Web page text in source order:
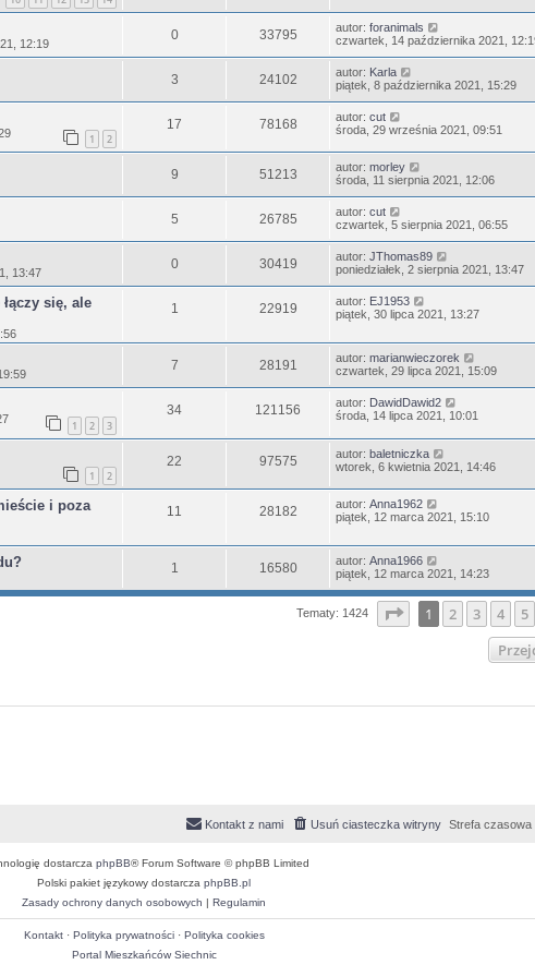
12:19
0 33795 autor: foranimals
czwartek, 14 października 2021,
3 24102 autor: Karla
piątek, 8 października 2021, 15:29
1 2
17 78168 autor: cut
środa, 29 września 2021, 09:51
9 51213 autor: morley
środa, 11 sierpnia 2021, 12:06
5 26785 autor: cut
czwartek, 5 sierpnia 2021, 06:55
13:47
0 30419 autor: JThomas89
poniedziałek, 2 sierpnia 2021, 13:47
się, ale
1 22919 autor: EJ1953
piątek, 30 lipca 2021, 13:27
7 28191 autor: marianwieczorek
czwartek, 29 lipca 2021, 15:09
1 2 3
34 121156 autor: DawidDawid2
środa, 14 lipca 2021, 10:01
1 2
22 97575 autor: baletniczka
wtorek, 6 kwietnia 2021, 14:46
i poza
11 28182 autor: Anna1962
piątek, 12 marca 2021, 15:10
1 16580 autor: Anna1966
piątek, 12 marca 2021, 14:23
Tematy: 1424 Strona1 z36
1 2 3 4 5
Strefa czasowa
Usuń ciasteczka witryny
Kontakt z nami
dostarcza phpBB® Forum Software © phpBB Limited
Polski pakiet językowy dostarcza phpBB.pl
Zasady ochrony danych osobowych | Regulamin
Kontakt· Polityka prywatności· Polityka cookies
Portal Mieszkańców Siechnic